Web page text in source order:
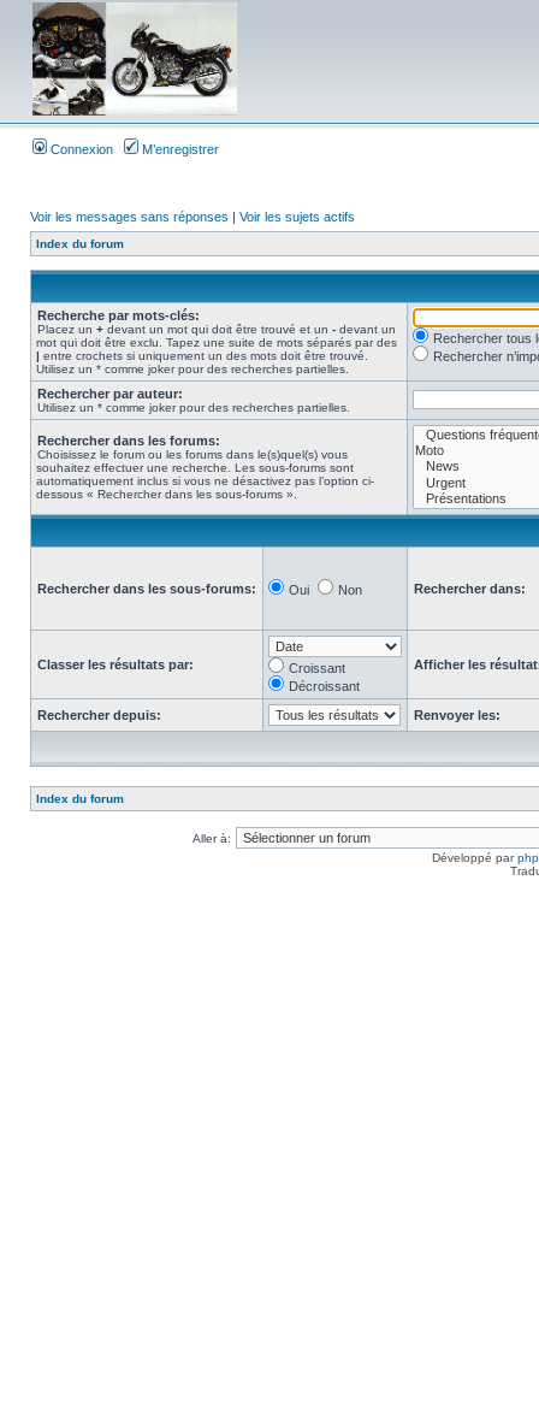
Connexion M’enregistrer
Voir les messages sans réponses | Voir les sujets actifs
Index du forum
Recherche par mots-clés:
Placez un + devant un mot qui doit être trouvé et un - devant un
mot qui doit être exclu. Tapez une suite de mots séparés par des
| entre crochets si uniquement un des mots doit être trouvé.
Utilisez un * comme joker pour des recherches partielles.
Rechercher tous
Rechercher
Rechercher par auteur:
Utilisez un * comme joker pour des recherches partielles.
Rechercher dans les forums:
Choisissez le forum ou les forums dans le(s)quel(s) vous
souhaitez effectuer une recherche. Les sous-forums sont
automatiquement inclus si vous ne désactivez pas l’option ci-
dessous « Rechercher dans les sous-forums ».
Rechercher dans les sous-forums: Oui Non Rechercher dans:
Classer les résultats par:
Croissant
Décroissant
Afficher les
Rechercher depuis: Renvoyer les:
Index du forum
Aller à:
Développé par